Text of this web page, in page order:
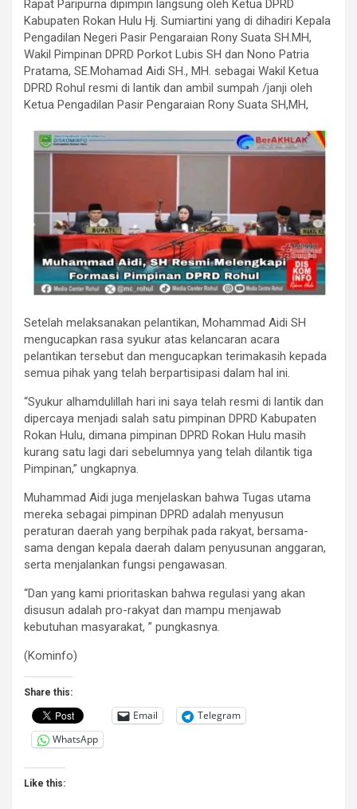
Rapat Paripurna dipimpin langsung oleh Ketua DPRD
Kabupaten Rokan Hulu Hj. Sumiartini yang di dihadiri Kepala
Pengadilan Negeri Pasir Pengaraian Rony Suata SH.MH,
Wakil Pimpinan DPRD Porkot Lubis SH dan Nono Patria
Pratama, SE.Mohamad Aidi SH., MH. sebagai Wakil Ketua
DPRD Rohul resmi di lantik dan ambil sumpah /janji oleh
Ketua Pengadilan Pasir Pengaraian Rony Suata SH,MH,
Setelah melaksanakan pelantikan, Mohammad Aidi SH
mengucapkan rasa syukur atas kelancaran acara
pelantikan tersebut dan mengucapkan terimakasih kepada
semua pihak yang telah berpartisipasi dalam hal ini.
“Syukur alhamdulillah hari ini saya telah resmi di lantik dan
dipercaya menjadi salah satu pimpinan DPRD Kabupaten
Rokan Hulu, dimana pimpinan DPRD Rokan Hulu masih
kurang satu lagi dari sebelumnya yang telah dilantik tiga
Pimpinan,” ungkapnya.
Muhammad Aidi juga menjelaskan bahwa Tugas utama
mereka sebagai pimpinan DPRD adalah menyusun
peraturan daerah yang berpihak pada rakyat, bersama-
sama dengan kepala daerah dalam penyusunan anggaran,
serta menjalankan fungsi pengawasan.
“Dan yang kami prioritaskan bahwa regulasi yang akan
disusun adalah pro-rakyat dan mampu menjawab
kebutuhan masyarakat, ” pungkasnya.
(Kominfo)
Share this:
Email
Telegram
WhatsApp
Like this: